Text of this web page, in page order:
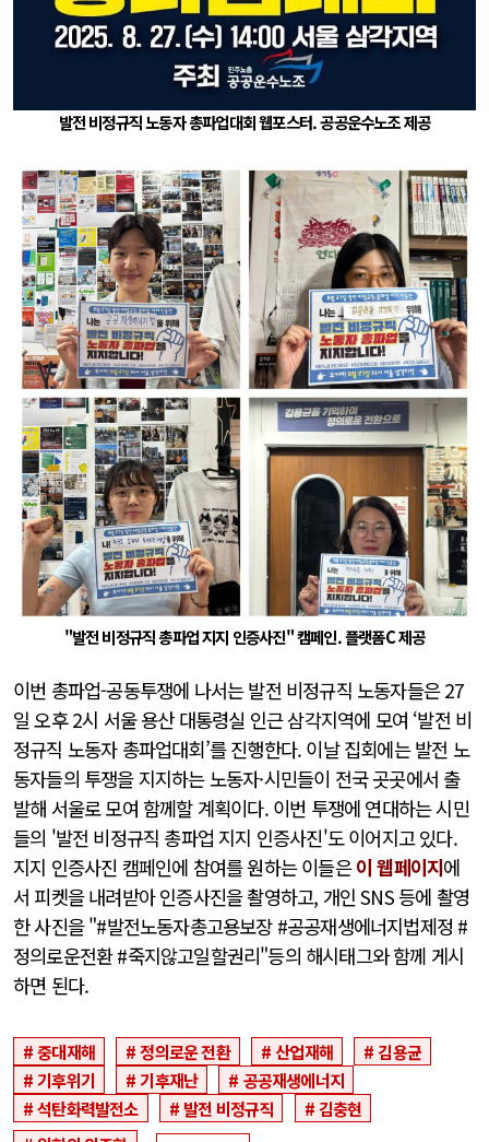
발전 비정규직 노동자 총파업대회 웹포스터. 공공운수노조 제공
"발전 비정규직 총파업 지지 인증사진" 캠페인. 플랫폼C 제공
이번 총파업-공동투쟁에 나서는 발전 비정규직 노동자들은 27
일 오후 2시 서울 용산 대통령실 인근 삼각지역에 모여 ‘발전 비
정규직 노동자 총파업대회’를 진행한다. 이날 집회에는 발전 노
동자들의 투쟁을 지지하는 노동자·시민들이 전국 곳곳에서 출
발해 서울로 모여 함께할 계획이다. 이번 투쟁에 연대하는 시민
들의 '발전 비정규직 총파업 지지 인증사진'도 이어지고 있다.
지지 인증사진 캠페인에 참여를 원하는 이들은이 웹페이지에
서 피켓을 내려받아 인증사진을 촬영하고, 개인 SNS 등에 촬영
한 사진을 "#발전노동자총고용보장 #공공재생에너지법제정 #
정의로운전환 #죽지않고일할권리"등의 해시태그와 함께 게시
하면 된다.
중대재해 정의로운 전환 산업재해
김용균
기후위기
기후재난
공공재생에너지
석탄화력발전소
발전 비정규직
김충현